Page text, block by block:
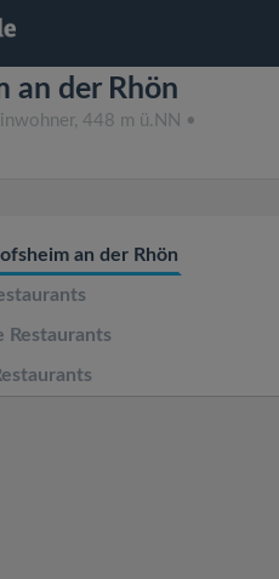
an der Rhön
448 m ü.NN •
an der Rhön
Restaurants